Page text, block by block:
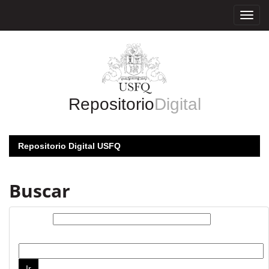
RepositorioDigital
Repositorio Digital USFQ
Buscar